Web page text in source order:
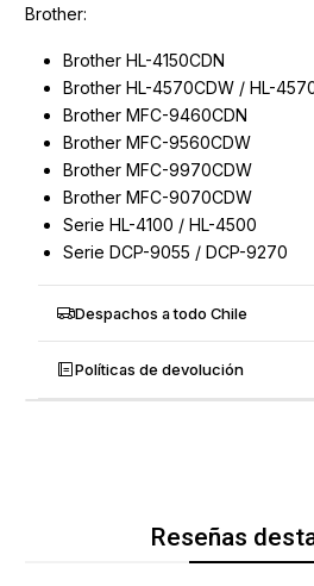
Brother:
Brother HL-4150CDN
Brother HL-4570CDW / HL-
Brother MFC-9460CDN
Brother MFC-9560CDW
Brother MFC-9970CDW
Brother MFC-9070CDW
Serie HL-4100 / HL-4500
Serie DCP-9055 / DCP-9270
Despachos a todo Chile
Políticas de devolución
Reseñas